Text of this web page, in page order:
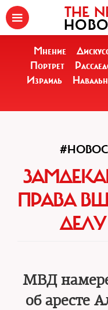
THE
Мнение
Портрет
Израиль
ПРАВА
МВД
об аресте